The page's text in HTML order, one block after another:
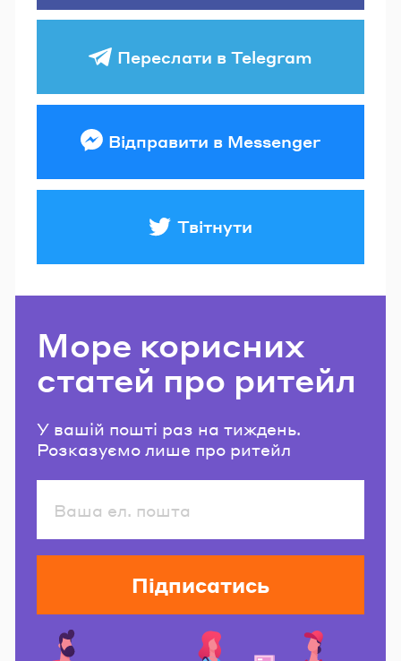
Переслати в Telegram
Відправити в Messenger
Твітнути
Море корисних
статей про ритейл
У вашій пошті раз на тиждень.
Розказуємо лише про ритейл
Підписатись